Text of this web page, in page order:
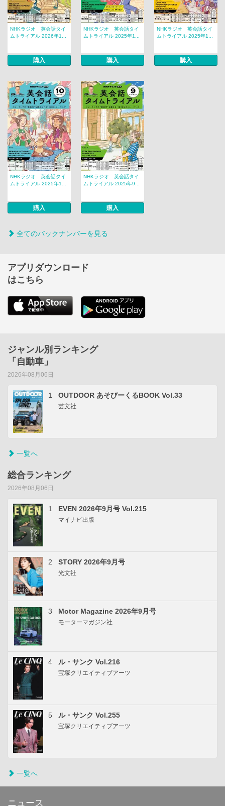
NHKラジオ 英会話タイ
ムトライアル 2026年1...
購入
NHKラジオ 英会話タイ
ムトライアル 2025年1...
購入
NHKラジオ 英会話タイ
ムトライアル 2025年1...
購入
NHKラジオ 英会話タイ
ムトライアル 2025年1...
購入
NHKラジオ 英会話タイ
ムトライアル 2025年9...
購入
全てのバックナンバーを見る
アプリダウンロード
はこちら
ジャンル別ランキング
「自動車」
2026年08月06日
1 OUTDOOR あそびーくるBOOK Vol.33
芸文社
一覧へ
総合ランキング
2026年08月06日
1 EVEN 2026年9月号 Vol.215
マイナビ出版
2 STORY 2026年9月号
光文社
3 Motor Magazine 2026年9月号
モーターマガジン社
4 ル・サンク Vol.216
宝塚クリエイティブアーツ
5 ル・サンク Vol.255
宝塚クリエイティブアーツ
一覧へ
ニュース